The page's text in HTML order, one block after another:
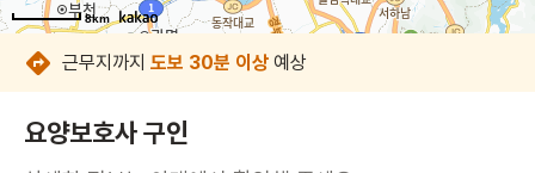
8km
8km
8km
8km
8km
8km
8km
8km
근무지까지 도보 30분 이상 예상
요양보호사 구인